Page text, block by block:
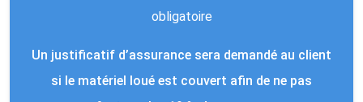
obligatoire
Un justificatif d’assurance sera demandé au client
si le matériel loué est couvert afin de ne pas